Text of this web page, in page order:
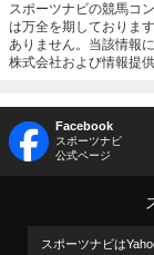
スポーツナビの競馬コ
は万全を期しておりま
ありません。当該情報
株式会社および情報提
Facebook
スポーツナビ
公式ページ
スポーツナビは